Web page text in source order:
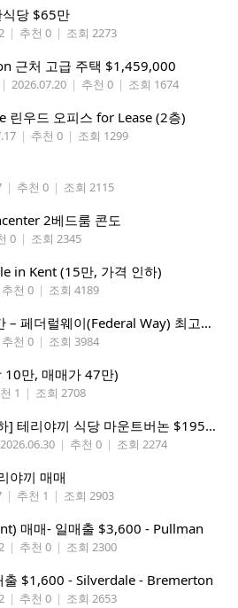
당 $65만
| 추천 0 | 조회 2273
근처 고급 주택 $1,459,000
| 2026.07.20 | 추천 0 | 조회 1674
린우드 오피스 for Lease (2층)
| 추천 0 | 조회 1299
| 추천 0 | 조회 2115
2베드룸 콘도
0 | 조회 2345
in Kent (15만, 가격 인하)
추천 0 | 조회 4189
프라임 상업용 임대 공간 – 페더럴웨이(Federal Way) 최고의 가시성 입지
추천 0 | 조회 3984
10만, 매매가 47만)
1 | 조회 2708
[Updated 6/30 가격인하] 테리야끼 식당 마운트버논 $195,000
2026.06.30 | 추천 0 | 조회 2274
야끼 매매
| 추천 1 | 조회 2903
매매- 일매출 $3,600 - Pullman
| 추천 0 | 조회 2300
출 $1,600 - Silverdale - Bremerton
| 추천 0 | 조회 2653